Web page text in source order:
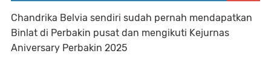
Chandrika Belvia sendiri sudah pernah mendapatkan
Binlat di Perbakin pusat dan mengikuti Kejurnas
Aniversary Perbakin 2025